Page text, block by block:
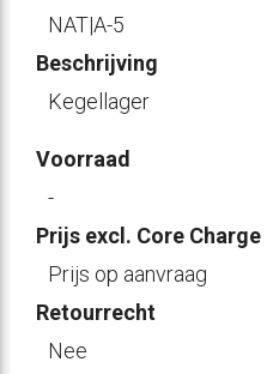
NAT|A-5
Beschrijving
Kegellager
Voorraad
-
Prijs excl. Core Charge
Prijs op aanvraag
Retourrecht
Nee